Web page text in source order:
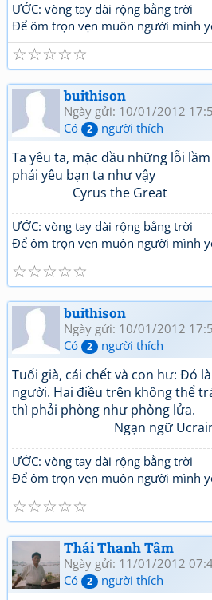
ƯỚC: vòng tay dài rộng bằng trời
Để ôm trọn vẹn muôn người mình
☆
☆
☆
☆
☆
buithison
Ngày gửi: 10/01/2012
Có
2 người thích
Ta yêu ta, mặc dầu những lỗi
phải yêu bạn ta như vậy
Cyrus the Great
ƯỚC: vòng tay dài rộng bằng trời
Để ôm trọn vẹn muôn người mình
☆
☆
☆
☆
☆
buithison
Ngày gửi: 10/01/2012
Có
2 người thích
Tuổi già, cái chết và con hư: Đó
người. Hai điều trên không thể
thì phải phòng như phòng lửa.
Ngạn ngữ
ƯỚC: vòng tay dài rộng bằng trời
Để ôm trọn vẹn muôn người mình
☆
☆
☆
☆
☆
Thái Thanh Tâm
Ngày gửi: 11/01/2012
Có
2 người thích